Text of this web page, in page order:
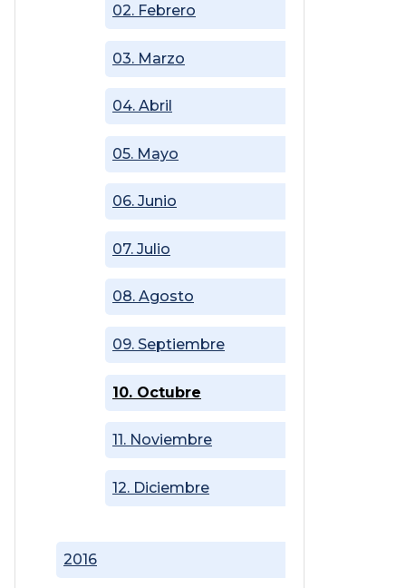
2016
02. Febrero
03. Marzo
04. Abril
05. Mayo
06. Junio
07. Julio
08. Agosto
09. Septiembre
10. Octubre
11. Noviembre
12. Diciembre